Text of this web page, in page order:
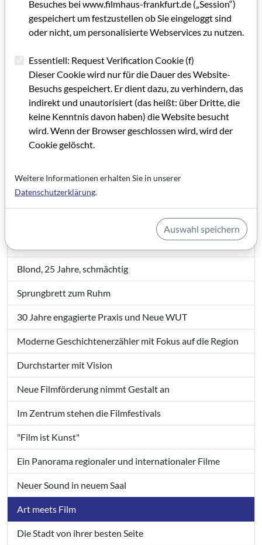
GRIP 52
GRUSSWORT GRIP 52
IMPRESSUM GRIP 52
Editorial GRIP 52
Die Perlentaucher der Schauspielerkunst
Blond, 25 Jahre, schmächtig
Sprungbrett zum Ruhm
30 Jahre engagierte Praxis und Neue WUT
Moderne Geschichtenerzähler mit Fokus auf die Region
Durchstarter mit Vision
Neue Filmförderung nimmt Gestalt an
Im Zentrum stehen die Filmfestivals
"Film ist Kunst"
Ein Panorama regionaler und internationaler Filme
Neuer Sound in neuem Saal
Art meets Film
Die Stadt von ihrer besten Seite
Besuches bei www.filmhaus-frankfurt.de („Session“)
gespeichert um festzustellen ob Sie eingeloggt sind
oder nicht, um personalisierte Webservices zu nutzen.
Essentiell: Request Verification Cookie (f)
Dieser Cookie wird nur für die Dauer des Website-
Besuchs gespeichert. Er dient dazu, zu verhindern, das
indirekt und unautorisiert (das heißt: über Dritte, die
keine Kenntnis davon haben) die Website besucht
wird. Wenn der Browser geschlossen wird, wird der
Cookie gelöscht.
Weitere Informationen erhalten Sie in unserer
Datenschutzerklärung.
Auswahl speichern